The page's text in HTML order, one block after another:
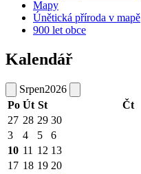
Mapy
Únětická příroda v mapě
900 let obce
Kalendář
Srpen2026
Po Út St Čt
27 28 29 30
3
4 5 6
10 11 12 13
17 18 19 20